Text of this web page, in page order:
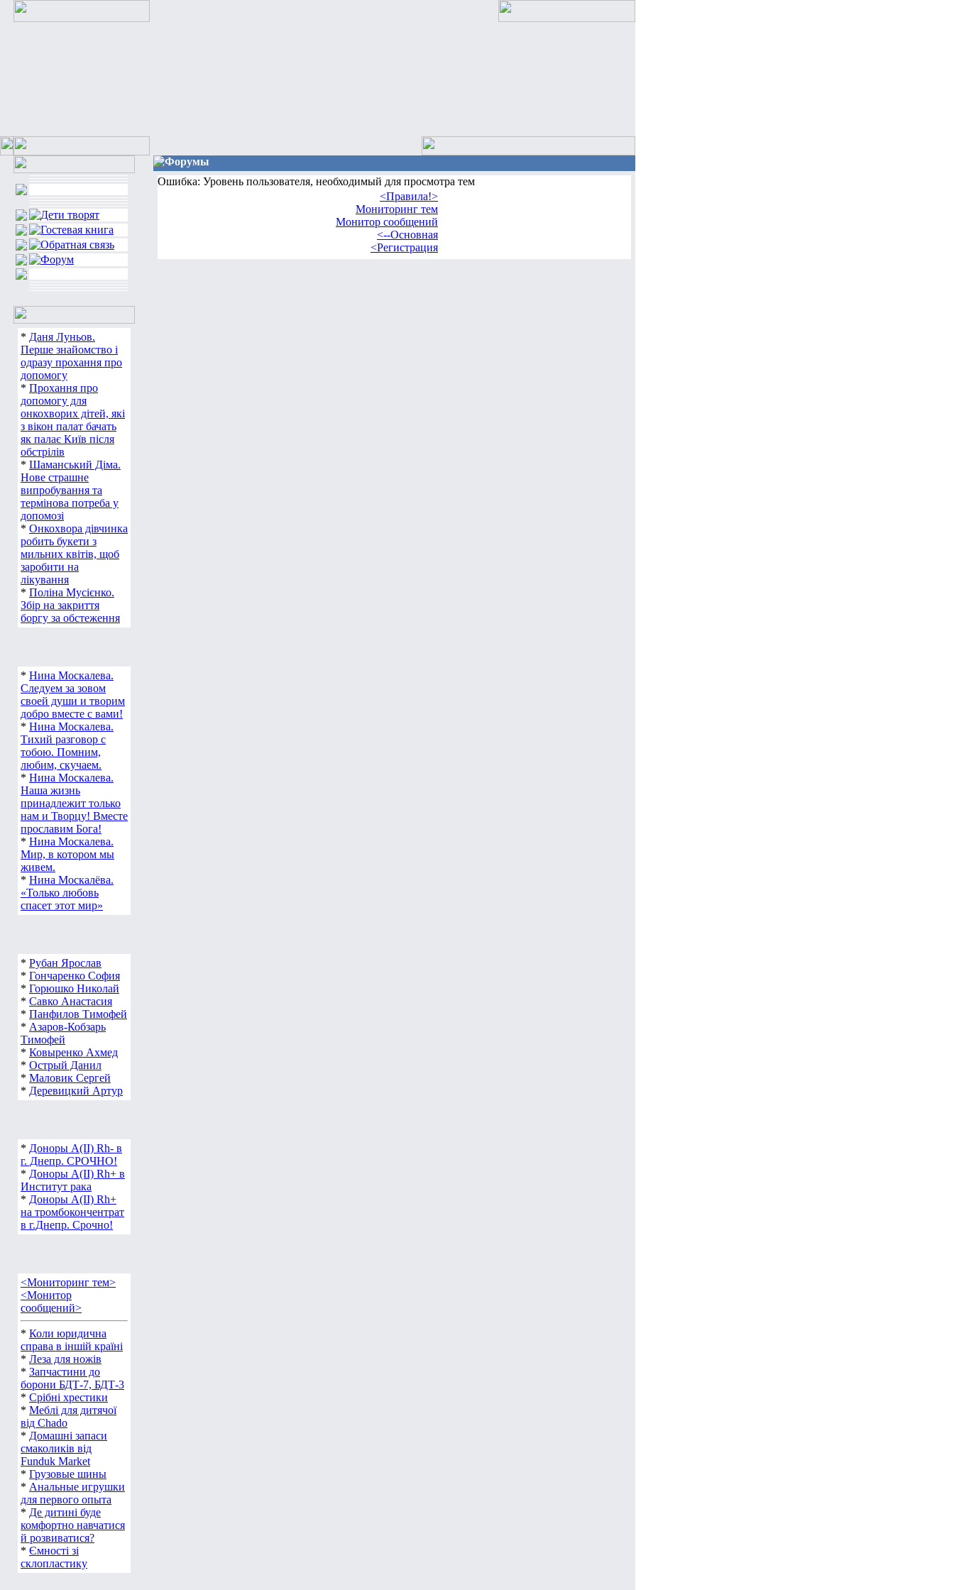
* Даня Луньов.
Перше знайомство і
одразу прохання про
допомогу
* Прохання про
допомогу для
онкохворих дітей, які
з вікон палат бачать
як палає Київ після
обстрілів
* Шаманський Діма.
Нове страшне
випробування та
термінова потреба у
допомозі
* Онкохвора дівчинка
робить букети з
мильних квітів, щоб
заробити на
лікування
* Поліна Мусієнко.
Збір на закриття
боргу за обстеження
* Нина Москалева.
Следуем за зовом
своей души и творим
добро вместе с вами!
* Нина Москалева.
Тихий разговор с
тобою. Помним,
любим, скучаем.
* Нина Москалева.
Наша жизнь
принадлежит только
нам и Творцу! Вместе
прославим Бога!
* Нина Москалева.
Мир, в котором мы
живем.
* Нина Москалёва.
«Только любовь
спасет этот мир»
* Рубан Ярослав
* Гончаренко София
* Горюшко Николай
* Савко Анастасия
* Панфилов Тимофей
* Азаров-Кобзарь
Тимофей
* Ковыренко Ахмед
* Острый Данил
* Маловик Сергей
* Деревицкий Артур
* Доноры А(ІІ) Rh- в
г. Днепр. СРОЧНО!
* Доноры А(ІІ) Rh+ в
Институт рака
* Доноры А(ІІ) Rh+
на тромбокончентрат
в г.Днепр. Срочно!
<Мониторинг тем>
<Монитор
сообщений>
* Коли юридична
справа в іншій країні
* Леза для ножів
* Запчастини до
борони БДТ-7, БДТ-3
* Срібні хрестики
* Меблі для дитячої
від Chado
* Домашні запаси
смаколиків від
Funduk Market
* Грузовые шины
* Анальные игрушки
для первого опыта
* Де дитині буде
комфортно навчатися
й розвиватися?
* Ємності зі
склопластику
Форумы
Ошибка: Уровень пользователя, необходимый для просмотра тем
<Правила!>
Мониторинг тем
Монитор сообщений
<--Основная
<Регистрация